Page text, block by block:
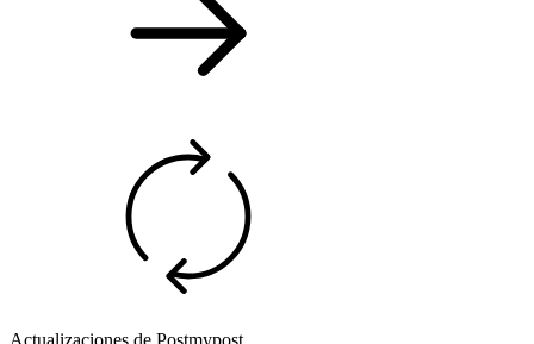
Actualizaciones de Postmypost